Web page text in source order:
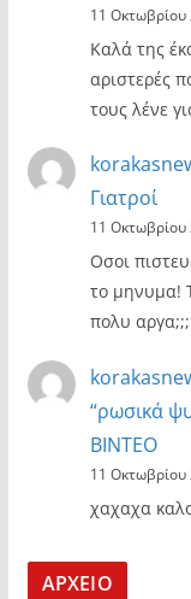
11 Οκτωβρίου
Καλά της
αριστερές
τους λένε
Γιατροί
11 Οκτωβρίου
Οσοι
το μηνυμα!
πολυ αργα;;;
“ρωσικά
ΒΙΝΤΕΟ
11 Οκτωβρίου
χαχαχα
ΑΡΧΕΙΟ